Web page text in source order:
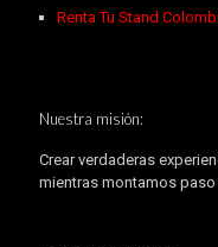
Renta Tu Stand
Nuestra misión:
Crear verdaderas
mientras montamos